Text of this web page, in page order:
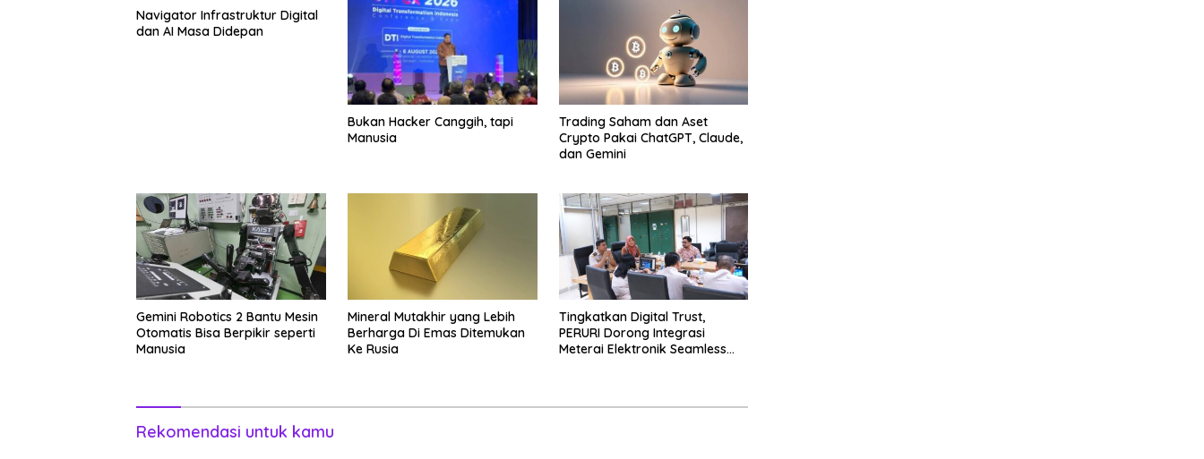
Navigator Infrastruktur Digital
dan AI Masa Didepan
Bukan Hacker Canggih, tapi
Manusia
Trading Saham dan Aset
Crypto Pakai ChatGPT, Claude,
dan Gemini
Gemini Robotics 2 Bantu Mesin
Otomatis Bisa Berpikir seperti
Manusia
Mineral Mutakhir yang Lebih
Berharga Di Emas Ditemukan
Ke Rusia
Tingkatkan Digital Trust,
PERURI Dorong Integrasi
Meterai Elektronik Seamless
Rekomendasi untuk kamu